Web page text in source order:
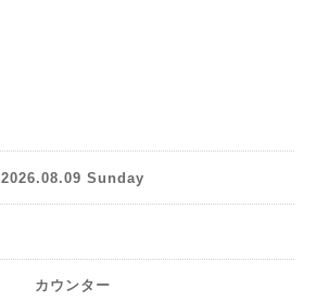
2026.08.09 Sunday
カウンター